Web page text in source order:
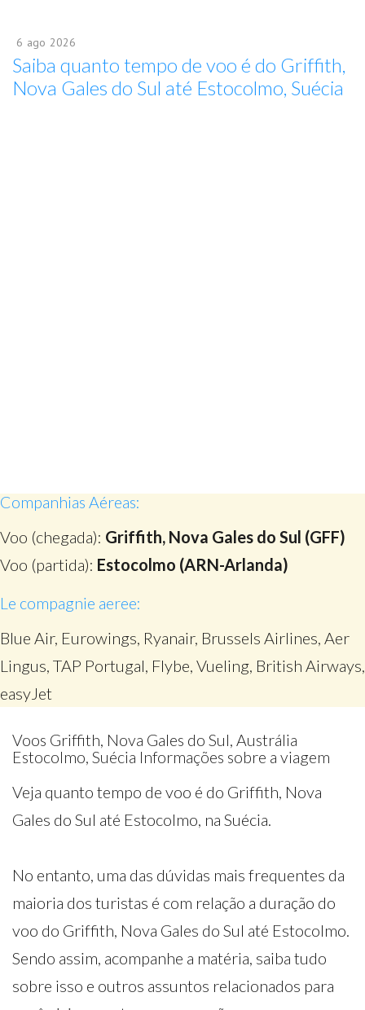
6 ago 2026
Saiba quanto tempo de voo é do Griffith,
Nova Gales do Sul até Estocolmo, Suécia
Companhias Aéreas:
Voo (chegada): Griffith, Nova Gales do Sul (GFF)
Voo (partida): Estocolmo (ARN-Arlanda)
Le compagnie aeree:
Blue Air, Eurowings, Ryanair, Brussels Airlines, Aer
Lingus, TAP Portugal, Flybe, Vueling, British Airways,
easyJet
Voos Griffith, Nova Gales do Sul, Austrália
Estocolmo, Suécia Informações sobre a viagem
Veja quanto tempo de voo é do Griffith, Nova
Gales do Sul até Estocolmo, na Suécia.
No entanto, uma das dúvidas mais frequentes da
maioria dos turistas é com relação a duração do
voo do Griffith, Nova Gales do Sul até Estocolmo.
Sendo assim, acompanhe a matéria, saiba tudo
sobre isso e outros assuntos relacionados para